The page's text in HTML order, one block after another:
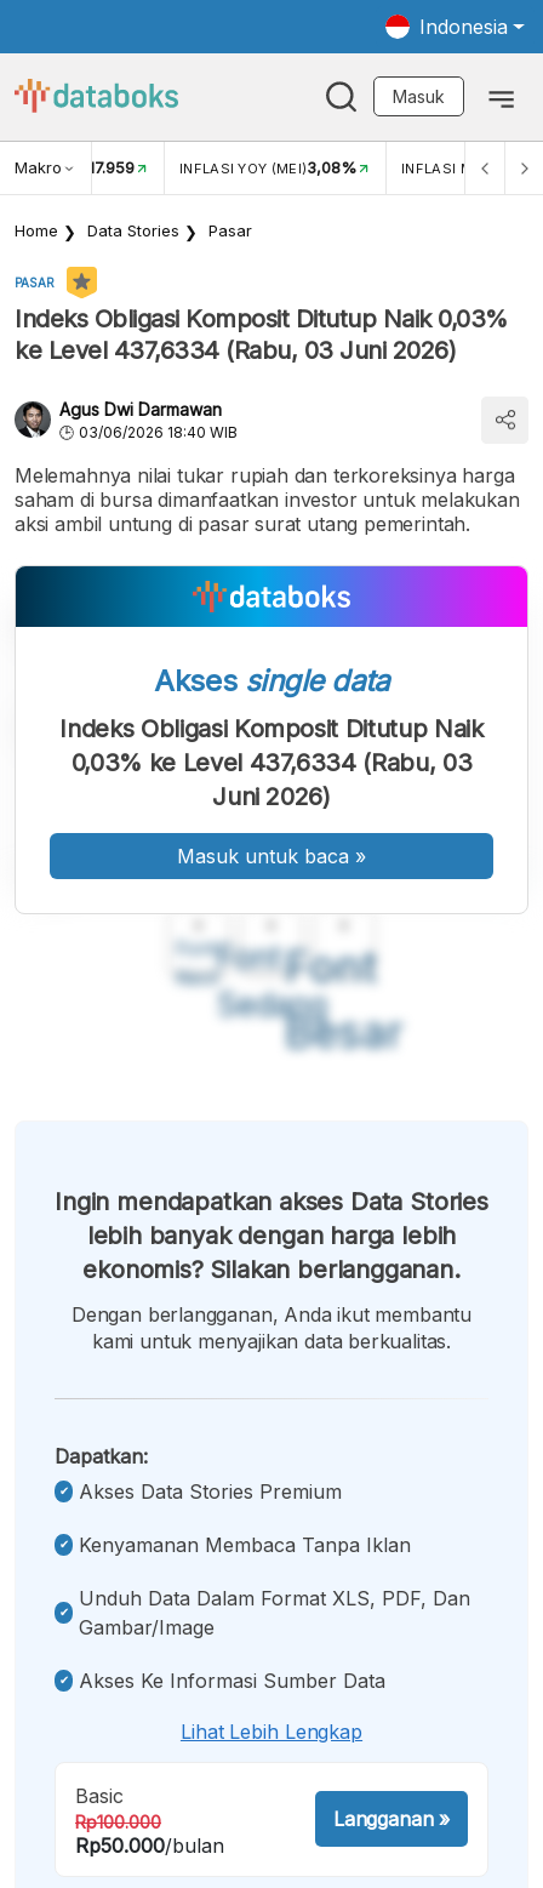
Indonesia
Masuk
Makro
USD/IDR 17.959 INFLASI YOY (MEI)3,08% INFLASI MOM (MEI)
Home Data Stories Pasar
PASAR
Indeks Obligasi Komposit Ditutup Naik 0,03%
ke Level 437,6334 (Rabu, 03 Juni 2026)
Agus Dwi Darmawan
03/06/2026 18:40 WIB
Melemahnya nilai tukar rupiah dan terkoreksinya harga
saham di bursa dimanfaatkan investor untuk melakukan
aksi ambil untung di pasar surat utang pemerintah.
Font
Kecil
Font
Sedang
Font
Besar
Akses single data
Indeks Obligasi Komposit Ditutup Naik
0,03% ke Level 437,6334 (Rabu, 03
Juni 2026)
Masuk untuk baca »
Ingin mendapatkan akses Data Stories
lebih banyak dengan harga lebih
ekonomis? Silakan berlangganan.
Dengan berlangganan, Anda ikut membantu
kami untuk menyajikan data berkualitas.
Dapatkan:
Akses Data Stories Premium
Kenyamanan Membaca Tanpa Iklan
Unduh Data Dalam Format XLS, PDF, Dan
Gambar/image
Akses Ke Informasi Sumber Data
Lihat Lebih Lengkap
Basic
Rp100.000
Rp50.000/bulan
Langganan»